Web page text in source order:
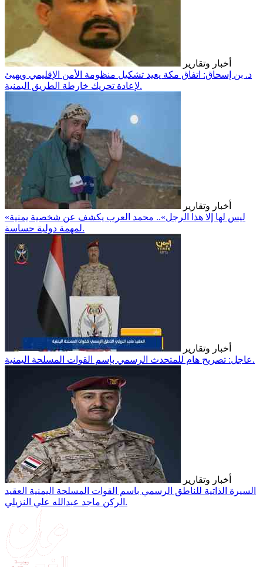
أخبار وتقارير
د. بن إسحاق: اتفاق مكة يعيد تشكيل منظومة الأمن الإقليمي ويهيئ
لإعادة تحريك خارطة الطريق اليمنية.
أخبار وتقارير
«ليس لها إلا هذا الرجل».. محمد العرب يكشف عن شخصية يمنية
لمهمة دولية حساسة.
أخبار وتقارير
عاجل: تصريح هام للمتحدث الرسمي بإسم القوات المسلحة اليمنية.
أخبار وتقارير
السيرة الذاتية للناطق الرسمي باسم القوات المسلحة اليمنية العقيد
الركن ماجد عبدالله علي النزيلي.